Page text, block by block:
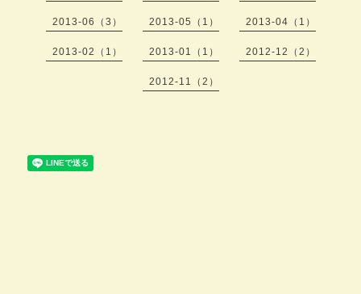
2013-06（3） 2013-05（1） 2013-04（1）
2013-02（1） 2013-01（1） 2012-12（2）
2012-11（2）